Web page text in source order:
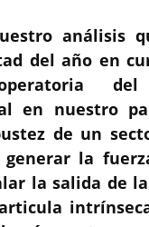
análisis
del año en
del
en nuestro
de un
la
la salida de